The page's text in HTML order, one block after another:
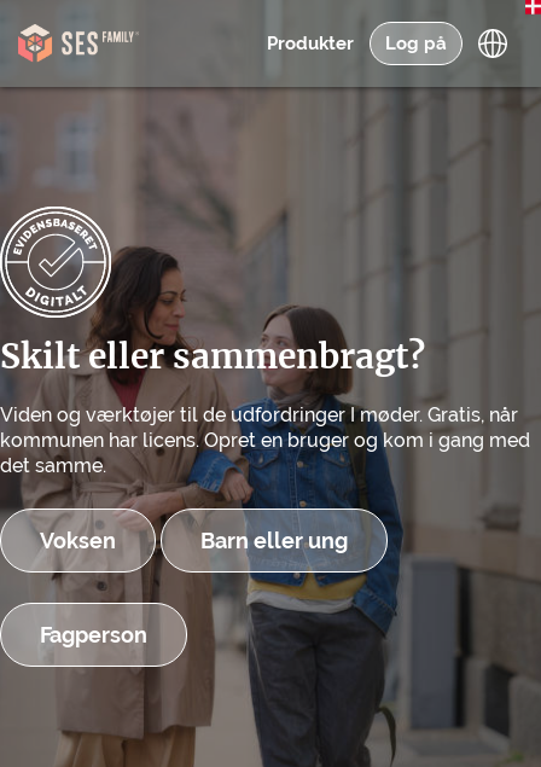
Produkter Log på
Skilt eller sammenbragt?
Viden og værktøjer til de udfordringer I møder. Gratis, når
kommunen har licens. Opret en bruger og kom i gang med
det samme.
Voksen Barn eller ung
Fagperson